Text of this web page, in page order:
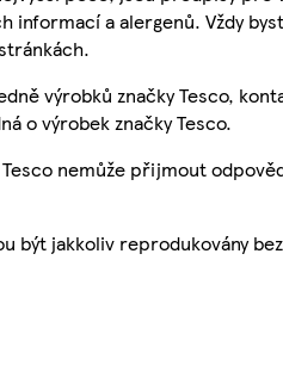
informací a alergenů. Vždy
výrobků značky Tesco,
o výrobek značky Tesco.
nemůže přijmout
být jakkoliv reprodukovány